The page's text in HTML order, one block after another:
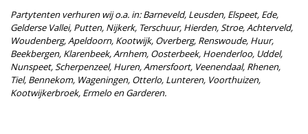
Partytenten verhuren wij o.a. in: Barneveld, Leusden, Elspeet, Ede,
Gelderse Vallei, Putten, Nijkerk, Terschuur, Hierden, Stroe, Achterveld,
Woudenberg, Apeldoorn, Kootwijk, Overberg, Renswoude, Huur,
Beekbergen, Klarenbeek, Arnhem, Oosterbeek, Hoenderloo, Uddel,
Nunspeet, Scherpenzeel, Huren, Amersfoort, Veenendaal, Rhenen,
Tiel, Bennekom, Wageningen, Otterlo, Lunteren, Voorthuizen,
Kootwijkerbroek, Ermelo en Garderen.